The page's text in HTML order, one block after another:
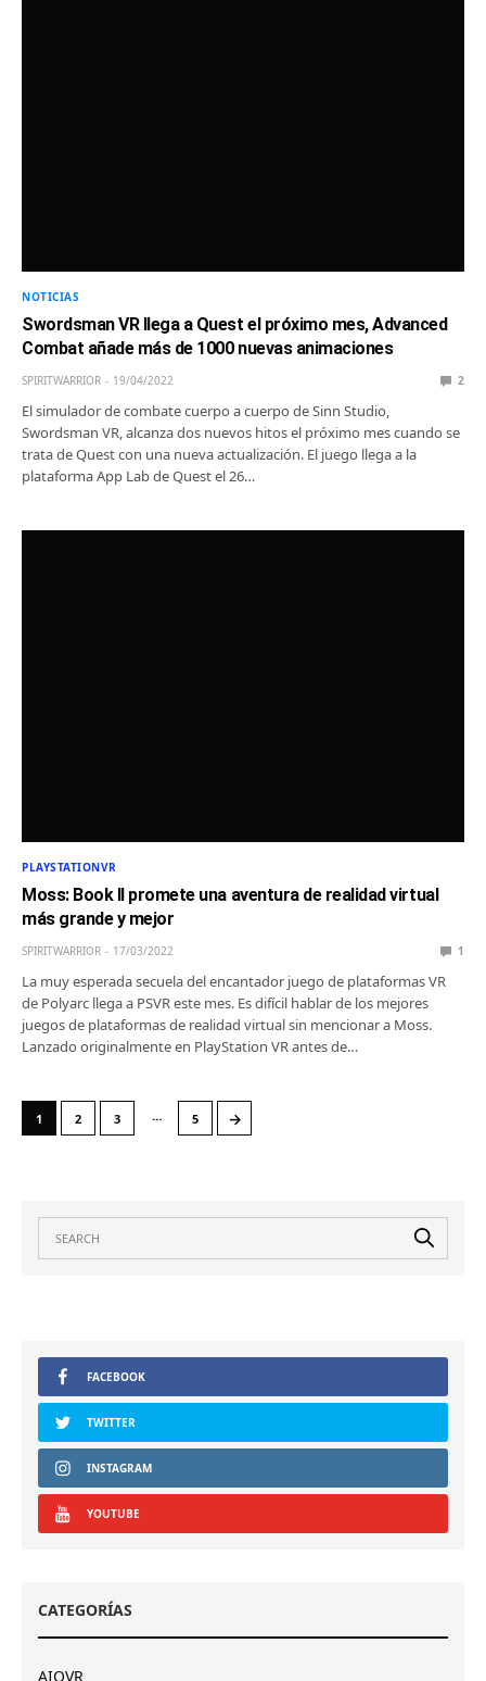
NOTICIAS
Swordsman VR llega a Quest el próximo mes, Advanced
Combat añade más de 1000 nuevas animaciones
SPIRITWARRIOR 19/04/2022 2
El simulador de combate cuerpo a cuerpo de Sinn Studio,
Swordsman VR, alcanza dos nuevos hitos el próximo mes cuando se
trata de Quest con una nueva actualización. El juego llega a la
plataforma App Lab de Quest el 26…
PLAYSTATIONVR
Moss: Book II promete una aventura de realidad virtual
más grande y mejor
SPIRITWARRIOR 17/03/2022 1
La muy esperada secuela del encantador juego de plataformas VR
de Polyarc llega a PSVR este mes. Es difícil hablar de los mejores
juegos de plataformas de realidad virtual sin mencionar a Moss.
Lanzado originalmente en PlayStation VR antes de…
1 2 3 … 5 →
FACEBOOK
TWITTER
INSTAGRAM
YOUTUBE
CATEGORÍAS
AIOVR